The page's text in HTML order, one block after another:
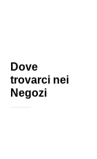
Dove
trovarci nei
Negozi